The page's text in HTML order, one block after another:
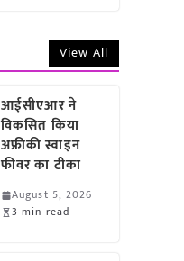
View All
आईसीएआर ने
विकसित किया
अफ्रीकी स्वाइन
फीवर का टीका
August 5, 2026
3 min read